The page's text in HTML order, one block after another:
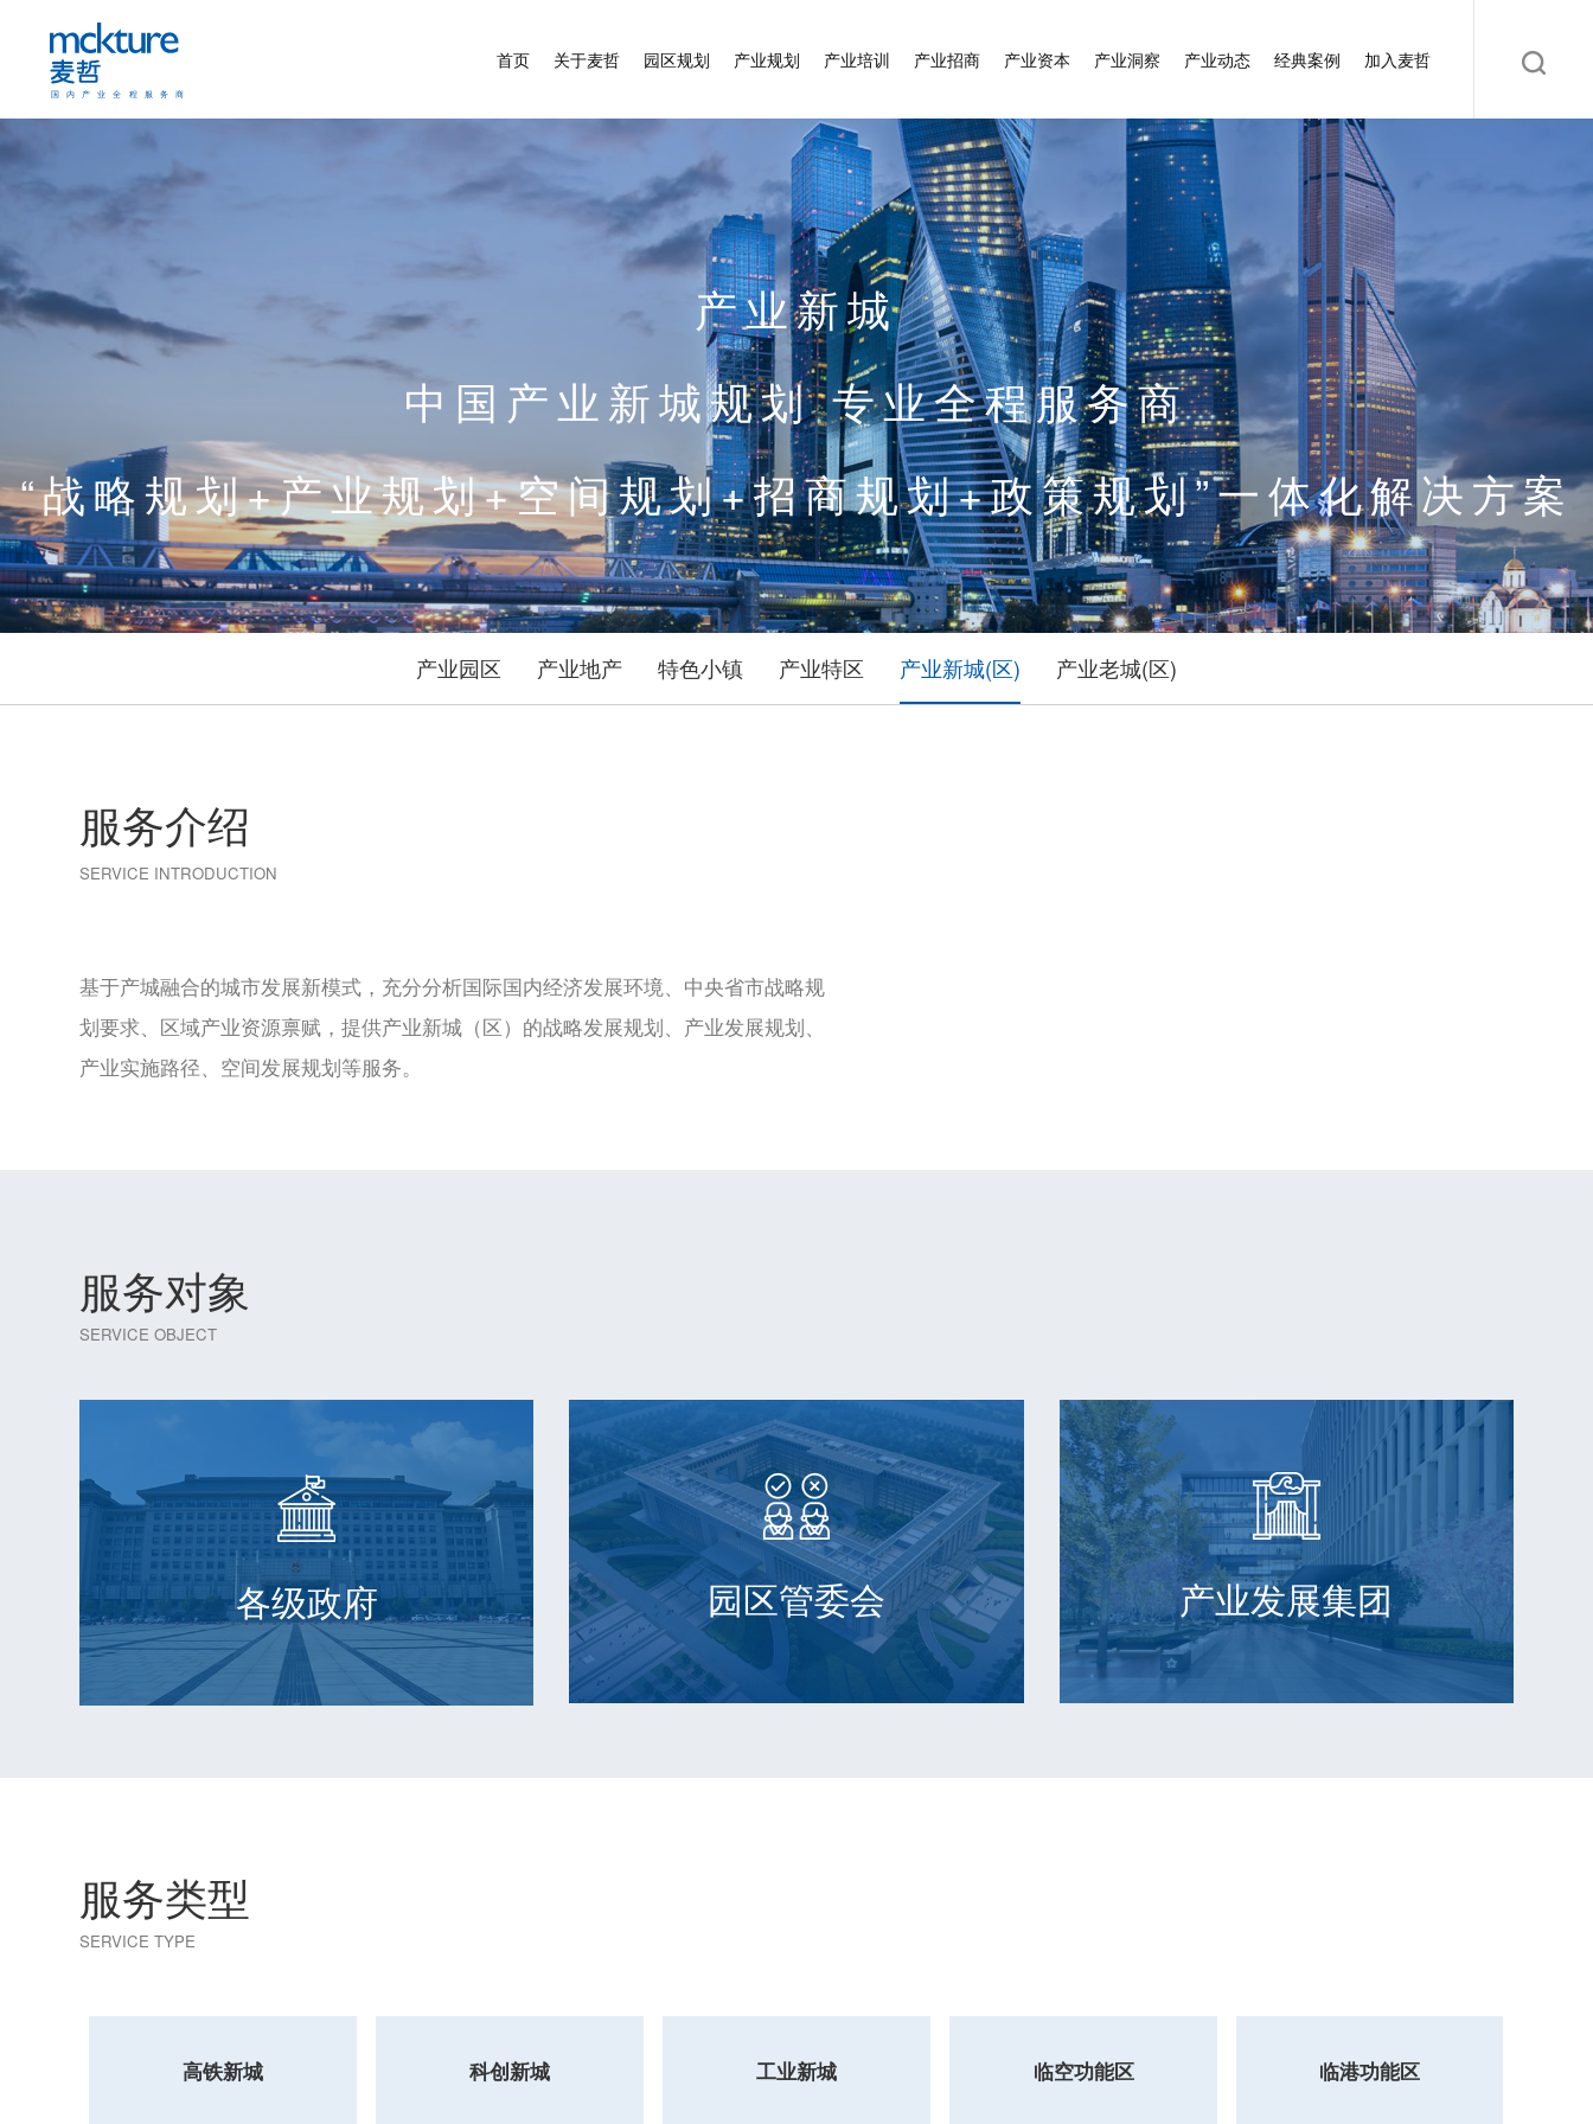
首页 关于麦哲 园区规划 产业规划 产业培训 产业招商 产业资本 产业洞察 产业动态 经典案例 加入麦哲
产业新城
中国产业新城规划 专业全程服务商
“战略规划+产业规划+空间规划+招商规划+政策规划”一体化解决方案
产业园区 产业地产 特色小镇 产业特区 产业新城(区) 产业老城(区)
服务介绍
SERVICE INTRODUCTION
基于产城融合的城市发展新模式，充分分析国际国内经济发展环境、中央省市战略规
划要求、区域产业资源禀赋，提供产业新城（区）的战略发展规划、产业发展规划、
产业实施路径、空间发展规划等服务。
服务对象
SERVICE OBJECT
各级政府 园区管委会 产业发展集团
服务类型
SERVICE TYPE
高铁新城 科创新城 工业新城 临空功能区 临港功能区